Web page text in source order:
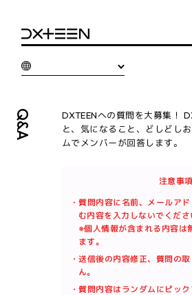
Q&A
DXTEENへの質問を大募集！
と、気になること、どしどし
ムでメンバーが回答します。
注意事項
・質問内容に名前、メールア
む内容を入力しないでくださ
※個人情報が含まれる内容は
ます。
・送信後の内容修正、質問の
ん。
・質問内容はランダムにピッ